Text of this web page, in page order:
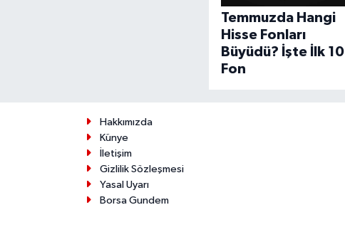
Temmuzda Hangi
Hisse Fonları
Büyüdü? İşte İlk 10
Fon
Hakkımızda
Künye
İletişim
Gizlilik Sözleşmesi
Yasal Uyarı
Borsa Gundem